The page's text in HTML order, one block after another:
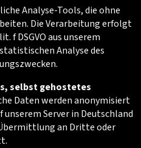
Analyse-Tools, die ohne
Die Verarbeitung erfolgt
f DSGVO aus unserem
Analyse des
selbst gehostetes
Daten werden anonymisiert
Server in Deutschland
an Dritte oder